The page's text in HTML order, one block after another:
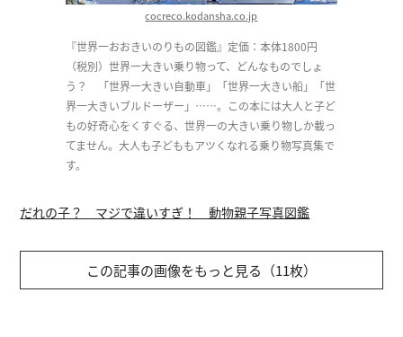
cocreco.kodansha.co.jp
『世界一おおきいのりもの図鑑』定価：本体1800円
（税別）世界一大きい乗り物って、どんなものでしょ
う？ 「世界一大きい自動車」「世界一大きい船」「世
界一大きいブルドーザー」……。この本には大人と子ど
もの好奇心をくすぐる、世界一の大きい乗り物しか載っ
てません。大人も子どももアツくなれる乗り物写真集で
す。
だれの子？ マジで違いすぎ！ 動物親子写真図鑑
この記事の画像をもっと見る（11枚）